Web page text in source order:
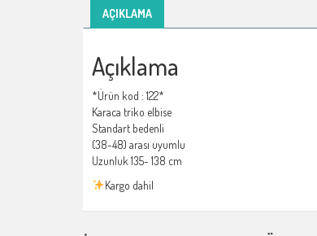
AÇIKLAMA
Açıklama
*Ürün kod : 122*
Karaca triko elbise
Standart bedenli
(38-48) arası uyumlu
Uzunluk 135- 138 cm
Kargo dahil